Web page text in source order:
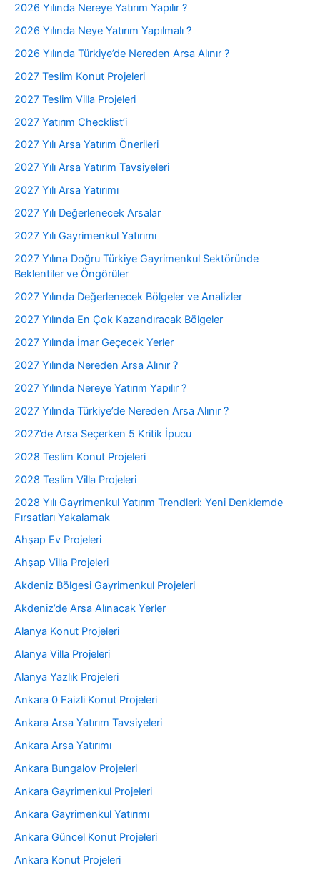
2026 Yılında Nereye Yatırım Yapılır ?
2026 Yılında Neye Yatırım Yapılmalı ?
2026 Yılında Türkiye’de Nereden Arsa Alınır ?
2027 Teslim Konut Projeleri
2027 Teslim Villa Projeleri
2027 Yatırım Checklist’i
2027 Yılı Arsa Yatırım Önerileri
2027 Yılı Arsa Yatırım Tavsiyeleri
2027 Yılı Arsa Yatırımı
2027 Yılı Değerlenecek Arsalar
2027 Yılı Gayrimenkul Yatırımı
2027 Yılına Doğru Türkiye Gayrimenkul Sektöründe
Beklentiler ve Öngörüler
2027 Yılında Değerlenecek Bölgeler ve Analizler
2027 Yılında En Çok Kazandıracak Bölgeler
2027 Yılında İmar Geçecek Yerler
2027 Yılında Nereden Arsa Alınır ?
2027 Yılında Nereye Yatırım Yapılır ?
2027 Yılında Türkiye’de Nereden Arsa Alınır ?
2027’de Arsa Seçerken 5 Kritik İpucu
2028 Teslim Konut Projeleri
2028 Teslim Villa Projeleri
2028 Yılı Gayrimenkul Yatırım Trendleri: Yeni Denklemde
Fırsatları Yakalamak
Ahşap Ev Projeleri
Ahşap Villa Projeleri
Akdeniz Bölgesi Gayrimenkul Projeleri
Akdeniz’de Arsa Alınacak Yerler
Alanya Konut Projeleri
Alanya Villa Projeleri
Alanya Yazlık Projeleri
Ankara 0 Faizli Konut Projeleri
Ankara Arsa Yatırım Tavsiyeleri
Ankara Arsa Yatırımı
Ankara Bungalov Projeleri
Ankara Gayrimenkul Projeleri
Ankara Gayrimenkul Yatırımı
Ankara Güncel Konut Projeleri
Ankara Konut Projeleri